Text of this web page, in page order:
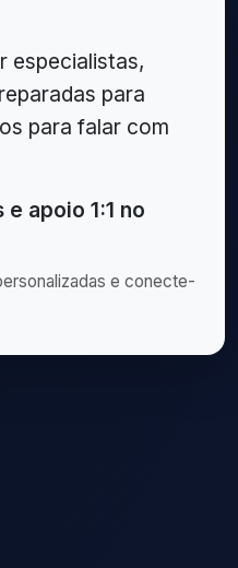
especialistas,
para
para falar com
apoio 1:1 no
e conecte-